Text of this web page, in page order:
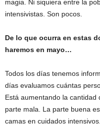
magia. Ni siquiera entre la
intensivistas. Son pocos.
De lo que ocurra en estas
haremos en mayo…
Todos los días tenemos
días evaluamos cuántas
Está aumentando la cantidad
parte mala. La parte buena
camas en cuidados